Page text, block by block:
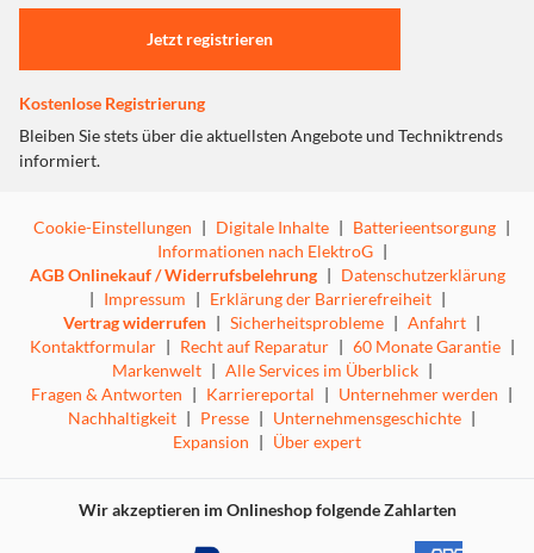
Einstellungen anpassen
Jetzt registrieren
Kostenlose Registrierung
Bleiben Sie stets über die aktuellsten Angebote und Techniktrends
informiert.
Cookie-Einstellungen | Digitale Inhalte | Batterieentsorgung |
Informationen nach ElektroG |
AGB Onlinekauf / Widerrufsbelehrung | Datenschutzerklärung
| Impressum | Erklärung der Barrierefreiheit |
Vertrag widerrufen | Sicherheitsprobleme | Anfahrt |
Kontaktformular | Recht auf Reparatur | 60 Monate Garantie |
Markenwelt | Alle Services im Überblick |
Fragen & Antworten | Karriereportal | Unternehmer werden |
Nachhaltigkeit | Presse | Unternehmensgeschichte |
Expansion | Über expert
Wir akzeptieren im Onlineshop folgende Zahlarten